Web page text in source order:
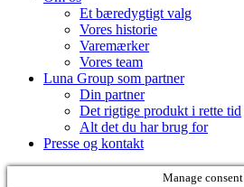
Et bæredygtigt valg
Vores historie
Varemærker
Vores team
Luna Group som partner
Din partner
Det rigtige produkt i rette tid
Alt det du har brug for
Presse og kontakt
Manage consent